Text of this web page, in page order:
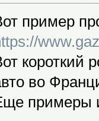
пример
короткий
во
примеры